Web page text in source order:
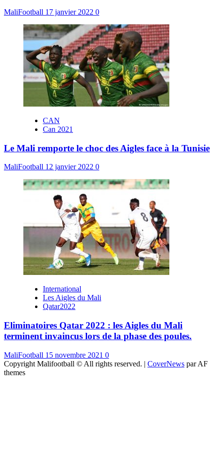
MaliFootball 17 janvier 2022 0
CAN
Can 2021
Le Mali remporte le choc des Aigles face à la Tunisie
MaliFootball 12 janvier 2022 0
International
Les Aigles du Mali
Qatar2022
Eliminatoires Qatar 2022 : les Aigles du Mali
terminent invaincus lors de la phase des poules.
MaliFootball 15 novembre 2021 0
Copyright Malifootball © All rights reserved. | CoverNews par AF
themes